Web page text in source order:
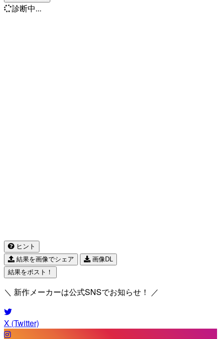
診断中...
ヒント
結果を画像でシェア
画像DL
結果をポスト！
＼ 新作メーカーは公式SNSでお知らせ！ ／
X (Twitter)